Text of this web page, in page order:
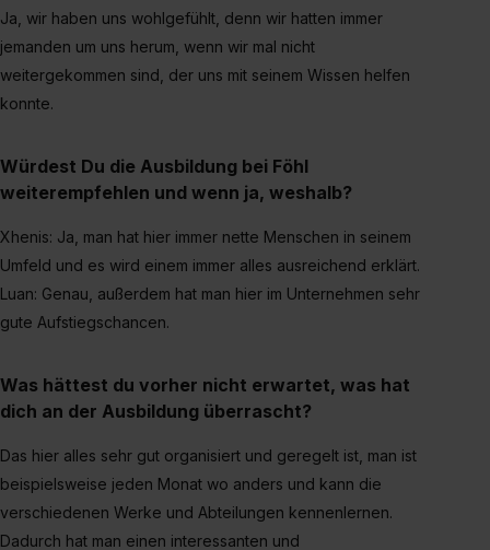
Ja, wir haben uns wohlgefühlt, denn wir hatten immer
jemanden um uns herum, wenn wir mal nicht
weitergekommen sind, der uns mit seinem Wissen helfen
konnte.
Würdest Du die Ausbildung bei Föhl
weiterempfehlen und wenn ja, weshalb?
Xhenis: Ja, man hat hier immer nette Menschen in seinem
Umfeld und es wird einem immer alles ausreichend erklärt.
Luan: Genau, außerdem hat man hier im Unternehmen sehr
gute Aufstiegschancen.
Was hättest du vorher nicht erwartet, was hat
dich an der Ausbildung überrascht?
Das hier alles sehr gut organisiert und geregelt ist, man ist
beispielsweise jeden Monat wo anders und kann die
verschiedenen Werke und Abteilungen kennenlernen.
Dadurch hat man einen interessanten und